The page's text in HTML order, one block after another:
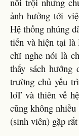
ảnh hưởng tới
Hệ thống nhúng
tiến và hiện tại
chĩ nghe nói là
thấy sách hướng
trường chủ yếu
loT và thiên về
cũng không
(sinh viên) gặp